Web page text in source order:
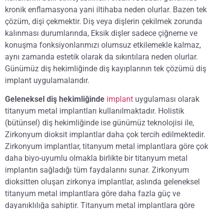
kronik enflamasyona yani iltihaba neden olurlar. Bazen tek
çözüm, dişi çekmektir. Diş veya dişlerin çekilmek zorunda
kalınması durumlarında, Eksik dişler sadece çiğneme ve
konuşma fonksiyonlarımızı olumsuz etkilemekle kalmaz,
aynı zamanda estetik olarak da sıkıntılara neden olurlar.
Günümüz diş hekimliğinde diş kayıplarının tek çözümü diş
implant uygulamalarıdır.
Geleneksel diş hekimliğinde implant uygulaması olarak
titanyum metal implantları kullanılmaktadır. Holistik
(bütünsel) diş hekimliğinde ise günümüz teknolojisi ile,
Zirkonyum dioksit implantlar daha çok tercih edilmektedir.
Zirkonyum implantlar, titanyum metal implantlara göre çok
daha biyo-uyumlu olmakla birlikte bir titanyum metal
implantın sağladığı tüm faydalarını sunar. Zirkonyum
dioksitten oluşan zirkonya implantlar, aslında geleneksel
titanyum metal implantlara göre daha fazla güç ve
dayanıklılığa sahiptir. Titanyum metal implantlara göre